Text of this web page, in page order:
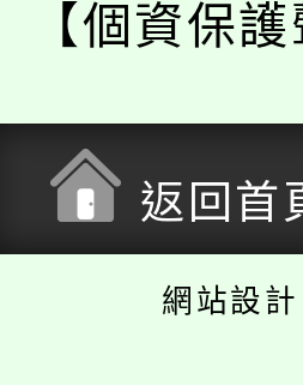
【個資保護
返回首
網站設